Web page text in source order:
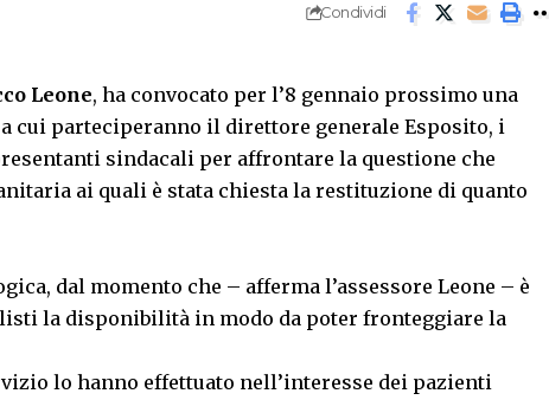
Condividi
Leone, ha convocato per l’8 gennaio prossimo una
cui parteciperanno il direttore generale Esposito, i
sindacali per affrontare la questione che
ai quali è stata chiesta la restituzione di quanto
dal momento che – afferma l’assessore Leone – è
la disponibilità in modo da poter fronteggiare la
lo hanno effettuato nell’interesse dei pazienti